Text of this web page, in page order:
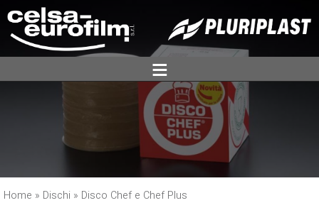
ĕ
Home » Dischi » Disco Chef e Chef Plus